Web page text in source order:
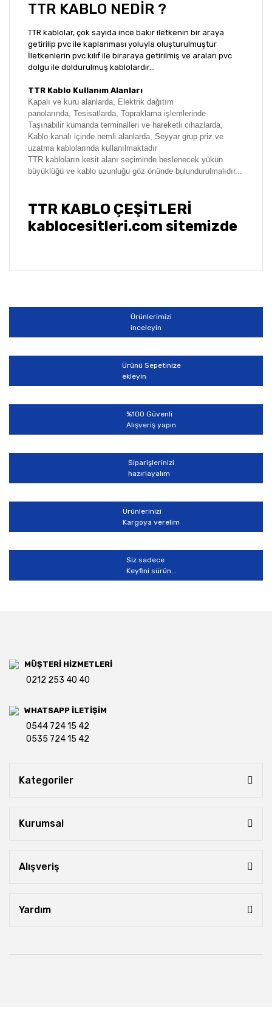
TTR KABLO NEDİR ?
TTR kablolar, çok sayıda ince bakır iletkenin bir araya
getirilip pvc ile kaplanması yoluyla oluşturulmuştur
İletkenlerin pvc kılıf ile biraraya getirilmiş ve araları pvc
dolgu ile doldurulmuş kablolardır...
TTR Kablo Kullanım Alanları
Kapalı ve kuru alanlarda, Elektrik dağıtım
panolarında, Tesisatlarda, Topraklama işlemlerinde
Taşınabilir kumanda terminalleri ve hareketli cihazlarda,
Kablo kanalı içinde nemli alanlarda, Seyyar grup priz ve
uzatma kablolarında kullanılmaktadır
TTR kabloların kesit alanı seçiminde beslenecek yükün
büyüklüğü ve kablo uzunluğu göz önünde bulundurulmalıdır...
TTR KABLO ÇEŞİTLERİ
kablocesitleri.com sitemizde
Yorum Yaz
Bu ürünün fiyat bilgisi, resim, ürün açıklamalarında ve
Görüş ve önerileriniz için teşekkür ederiz.
Ürün resmi kalitesiz, bozuk veya görüntülenemiyor.
Ürün açıklamasında eksik bilgiler bulunuyor.
Ürün bilgilerinde hatalar bulunuyor.
Ürün fiyatı diğer sitelerden daha pahalı.
Bu ürüne benzer farklı alternatifler olmalı.
Gönder
Ürünlerimizi
inceleyin
Ürünü Sepetinize
ekleyin
%100 Güvenli
Alışveriş yapın
Siparişlerinizi
hazırlayalım
Ürünlerinizi
Kargoya verelim
Siz sadece
Keyfini sürün...
MÜŞTERİ HİZMETLERİ
0212 253 40 40
WHATSAPP İLETİŞİM
0544 724 15 42
0535 724 15 42
Kategoriler
Kurumsal
Alışveriş
Yardım